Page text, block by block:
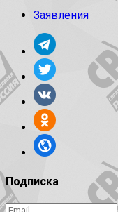
Заявления
Подписка